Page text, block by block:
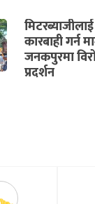
मिटरब्याजीलाई
कारबाही गर्न
जनकपुरमा
प्रदर्शन